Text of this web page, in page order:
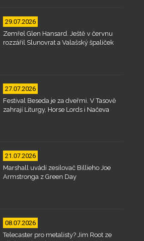
29.07.2026
Zemřel Glen Hansard. Ještě v červnu
rozzářil Slunovrat a Valašský špalíček
27.07.2026
Festival Beseda je za dveřmi. V Tasově
zahrají Liturgy, Horse Lords i Načeva
21.07.2026
Marshall uvádí zesilovač Billieho Joe
Armstronga z Green Day
08.07.2026
Telecaster pro metalisty? Jim Root ze